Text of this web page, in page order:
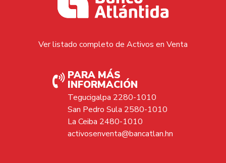
Ver listado completo de Activos en Venta
PARA MÁS
INFORMACIÓN
Tegucigalpa 2280-1010
San Pedro Sula 2580-1010
La Ceiba 2480-1010
activosenventa@bancatlan.hn